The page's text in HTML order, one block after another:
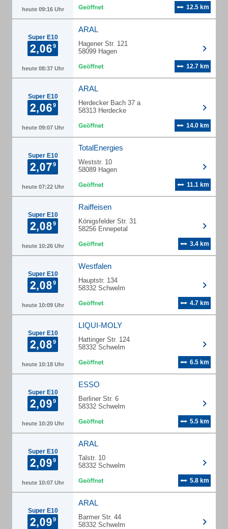
heute 09:16 Uhr 12.5 km
Super E10
heute 08:37 Uhr
ARAL
Hagener Str. 121
58099 Hagen
12.7 km
Super E10
heute 09:07 Uhr
ARAL
Herdecker Bach 37 a
58313 Herdecke
14.0 km
Super E10
heute 07:22 Uhr
TotalEnergies
Weststr. 10
58089 Hagen
11.1 km
Super E10
heute 10:26 Uhr
Raiffeisen
Königsfelder Str. 31
58256 Ennepetal
3.4 km
Super E10
heute 10:09 Uhr
Westfalen
Hauptstr. 134
58332 Schwelm
4.7 km
Super E10
heute 10:18 Uhr
LIQUI-MOLY
Hattinger Str. 124
58332 Schwelm
6.5 km
Super E10
heute 10:20 Uhr
ESSO
Berliner Str. 6
58332 Schwelm
5.5 km
Super E10
heute 10:07 Uhr
ARAL
Talstr. 10
58332 Schwelm
5.8 km
Super E10
ARAL
Barmer Str. 44
58332 Schwelm